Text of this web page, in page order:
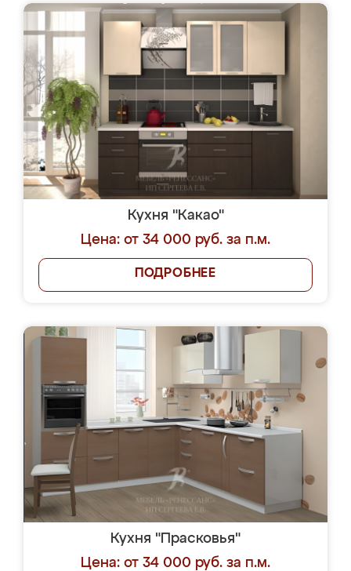
Кухня "Какао"
Цена: от 34 000 руб. за п.м.
ПОДРОБНЕЕ
Кухня "Прасковья"
Цена: от 34 000 руб. за п.м.